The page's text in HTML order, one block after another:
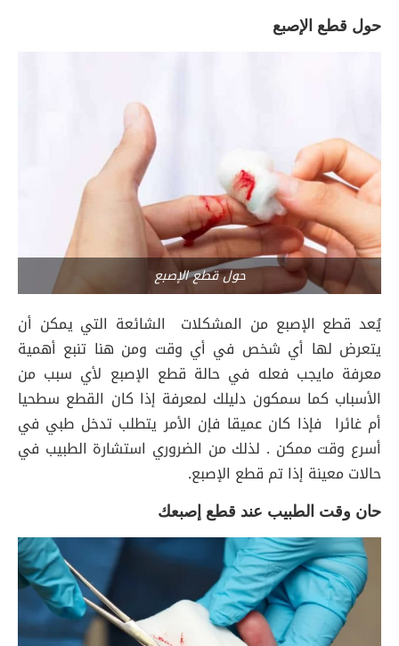
حول قطع الإصبع
حول قطع الإصبع
يُعد قطع الإصبع من المشكلات الشائعة التي يمكن أن
يتعرض لها أي شخص في أي وقت ومن هنا تنبع أهمية
معرفة مايجب فعله في حالة قطع الإصبع لأي سبب من
الأسباب كما سمكون دليلك لمعرفة إذا كان القطع سطحيا
أم غائرا فإذا كان عميقا فإن الأمر يتطلب تدخل طبي في
أسرع وقت ممكن . لذلك من الضروري استشارة الطبيب في
حالات معينة إذا تم قطع الإصبع.
حان وقت الطبيب عند قطع إصبعك